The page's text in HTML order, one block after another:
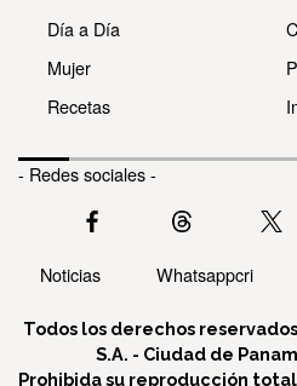
Día a Día
Mujer
Recetas
- Redes sociales -
Noticias Whatsappcri
Todos los derechos
S.A. - Ciudad de
Prohibida su reproducción